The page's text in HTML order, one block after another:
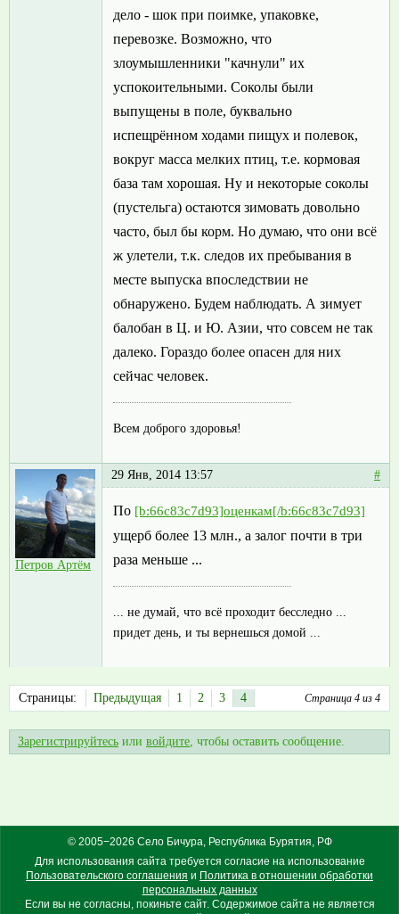
дело - шок при поимке, упаковке,
перевозке. Возможно, что
злоумышленники "качнули" их
успокоительными. Соколы были
выпущены в поле, буквально
испещрённом ходами пищух и полевок,
вокруг масса мелких птиц, т.е. кормовая
база там хорошая. Ну и некоторые соколы
(пустельга) остаются зимовать довольно
часто, был бы корм. Но думаю, что они всё
ж улетели, т.к. следов их пребывания в
месте выпуска впоследствии не
обнаружено. Будем наблюдать. А зимует
балобан в Ц. и Ю. Азии, что совсем не так
далеко. Гораздо более опасен для них
сейчас человек.
Всем доброго здоровья!
Петров Артём
29 Янв, 2014 13:57 #
По [b:66c83c7d93]оценкам[/b:66c83c7d93]
ущерб более 13 млн., а залог почти в три
раза меньше ...
... не думай, что всё проходит бесследно ...
придет день, и ты вернешься домой ...
Страница 4 из 4
Страницы: Предыдущая 1 2 3 4
Зарегистрируйтесь или войдите, чтобы оставить сообщение.
© 2005−2026 Село Бичура, Республика Бурятия, РФ
Для использования сайта требуется согласие на использование
Пользовательского соглашения и Политика в отношении обработки
персональных данных
Если вы не согласны, покиньте сайт. Содержимое сайта не является